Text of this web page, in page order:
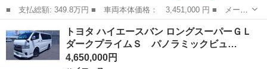
■ 支払総額: 349.8万円 ■ 車両本体価格： 3,451,000 円 ■ メーカ
ー名： トヨタ ■ 車種名： ハイエースバン ■ グレード名： ス
ーパーＧＬ ダーク プライムＩＩ ベッドキット 全周囲カメラ
両側パワ...
ハイエース
トヨタ ハイエースバン ロングスーパーＧＬ
ダークプライムＳ パノラミックビュ…
4,650,000円